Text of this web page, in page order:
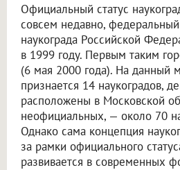
Официальный статус
совсем недавно,
наукограда Российской
в 1999 году. Первым таким
(6 мая 2000 года). На данный
признается 14 наукоградов,
расположены в Московской
неофициальных, — около 70
Однако сама концепция
за рамки официального
развивается в современных